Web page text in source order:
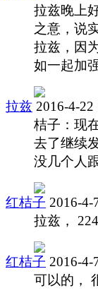
拉兹晚上
之意，说
拉兹，因
如一起加
拉兹 2016-4-22
桔子：现
去了继续
没几个人
红桔子 2016-4-
拉兹，
红桔子 2016-4-
可以的，